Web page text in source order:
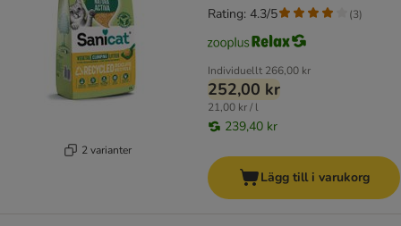
2 varianter
Individuellt 266,00 kr
252,00 kr
21,00 kr / l
239,40 kr
Rating: 4.3/5 (3)
Lägg till i varukorg